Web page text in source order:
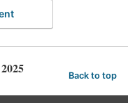
Back to top